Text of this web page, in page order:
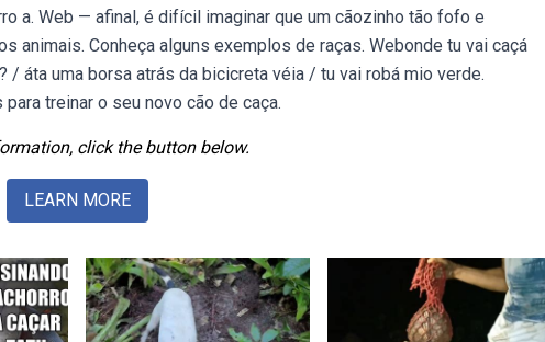
a. Web — afinal, é difícil imaginar que um cãozinho tão fofo e
animais. Conheça alguns exemplos de raças. Webonde tu vai caçá
/ áta uma borsa atrás da bicicreta véia / tu vai robá mio verde.
treinar o seu novo cão de caça.
click the button below.
LEARN MORE